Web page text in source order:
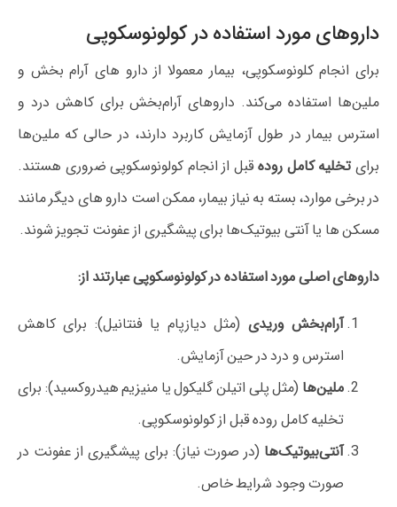
داروهای مورد استفاده در کولونوسکوپی
برای انجام کلونوسکوپی، بیمار معمولا از دارو های آرام‌ بخش و
ملین‌ها استفاده می‌کند. داروهای آرام‌بخش برای کاهش درد و
استرس بیمار در طول آزمایش کاربرد دارند، در حالی که ملین‌ها
برایتخلیه کامل رودهقبل از انجام کولونوسکوپی ضروری هستند.
در برخی موارد، بسته به نیاز بیمار، ممکن است دارو های دیگر مانند
مسکن‌ ها یا آنتی‌ بیوتیک‌ها برای پیشگیری از عفونت تجویز شوند.
داروهای اصلی مورد استفاده در کولونوسکوپی عبارتند از:
آرام‌بخش وریدی (مثل دیازپام یا فنتانیل): برای کاهش
استرس و درد در حین آزمایش.
ملین‌ها (مثل پلی اتیلن گلیکول یا منیزیم هیدروکسید): برای
تخلیه کامل روده قبل از کولونوسکوپی.
آنتی‌بیوتیک‌ها (در صورت نیاز): برای پیشگیری از عفونت در
صورت وجود شرایط خاص.